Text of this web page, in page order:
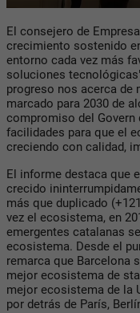
El consejero de
crecimiento sostenido
entorno cada vez más
soluciones
progreso nos acerca de
marcado para 2030 de
compromiso del Govern
facilidades para que el
creciendo con calidad,
El informe destaca que
crecido
más que duplicado
vez el ecosistema, en
emergentes catalanas
ecosistema. Desde el
remarca que Barcelona
mejor ecosistema de
mejor ecosistema de la
por detrás de París,